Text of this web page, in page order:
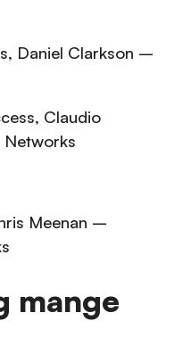
Daniel Clarkson –
Claudio
Networks
Meenan –
mange